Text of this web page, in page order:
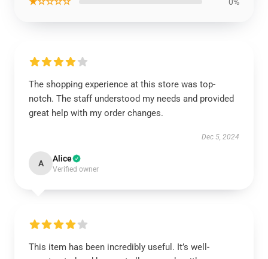
The shopping experience at this store was top-
notch. The staff understood my needs and provided
great help with my order changes.
Dec 5, 2024
A Alice
Verified owner
This item has been incredibly useful. It’s well-